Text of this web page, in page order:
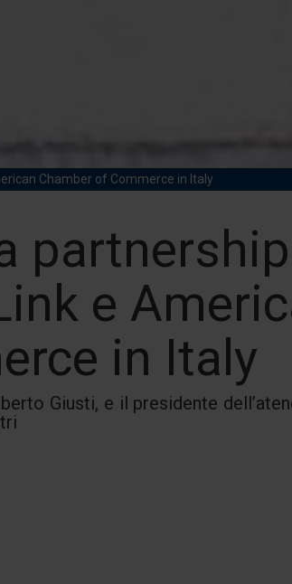
Chamber of Commerce in Italy
e
in Italy
Giusti, e il presidente